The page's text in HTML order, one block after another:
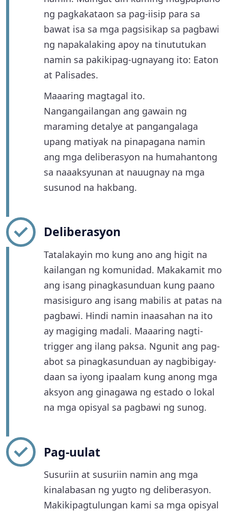
ng pagkakataon sa pag-iisip para sa
bawat isa sa mga pagsisikap sa pagbawi
ng napakalaking apoy na tinututukan
namin sa pakikipag-ugnayang ito: Eaton
at Palisades.
Maaaring magtagal ito.
Nangangailangan ang gawain ng
maraming detalye at pangangalaga
upang matiyak na pinapagana namin
ang mga deliberasyon na humahantong
sa naaaksyunan at nauugnay na mga
susunod na hakbang.
Deliberasyon
Tatalakayin mo kung ano ang higit na
kailangan ng komunidad. Makakamit mo
ang isang pinagkasunduan kung paano
masisiguro ang isang mabilis at patas na
pagbawi. Hindi namin inaasahan na ito
ay magiging madali. Maaaring nagti-
trigger ang ilang paksa. Ngunit ang pag-
abot sa pinagkasunduan ay nagbibigay-
daan sa iyong ipaalam kung anong mga
aksyon ang ginagawa ng estado o lokal
na mga opisyal sa pagbawi ng sunog.
Pag-uulat
Susuriin at susuriin namin ang mga
kinalabasan ng yugto ng deliberasyon.
Makikipagtulungan kami sa mga opisyal